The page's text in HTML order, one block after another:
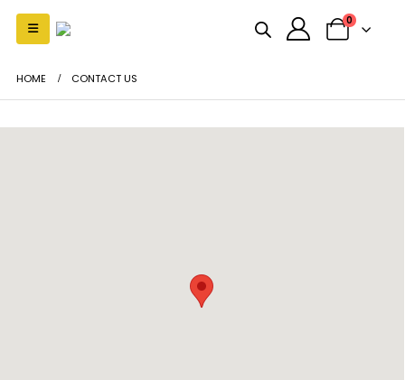
0
HOME CONTACT US